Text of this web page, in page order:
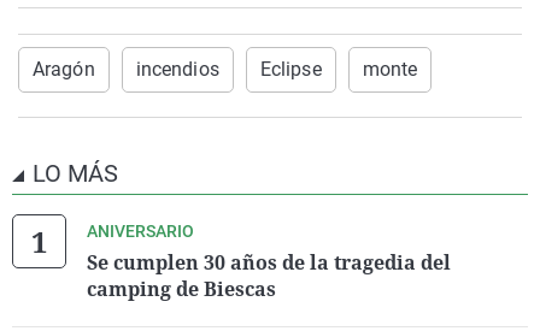
Aragón incendios Eclipse monte
LO MÁS
ANIVERSARIO
Se cumplen 30 años de la tragedia del
camping de Biescas